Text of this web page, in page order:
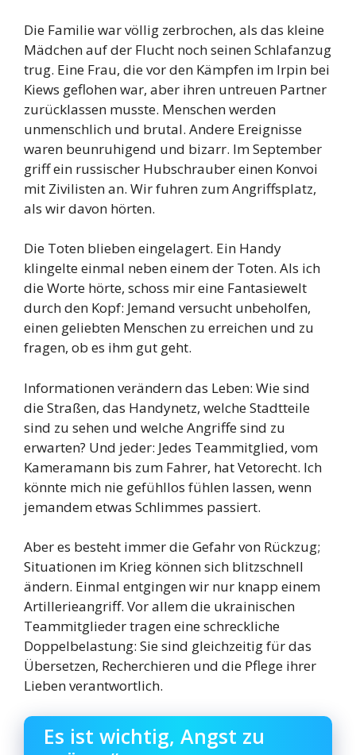
Die Familie war völlig zerbrochen, als das kleine
Mädchen auf der Flucht noch seinen Schlafanzug
trug. Eine Frau, die vor den Kämpfen im Irpin bei
Kiews geflohen war, aber ihren untreuen Partner
zurücklassen musste. Menschen werden
unmenschlich und brutal. Andere Ereignisse
waren beunruhigend und bizarr. Im September
griff ein russischer Hubschrauber einen Konvoi
mit Zivilisten an. Wir fuhren zum Angriffsplatz,
als wir davon hörten.
Die Toten blieben eingelagert. Ein Handy
klingelte einmal neben einem der Toten. Als ich
die Worte hörte, schoss mir eine Fantasiewelt
durch den Kopf: Jemand versucht unbeholfen,
einen geliebten Menschen zu erreichen und zu
fragen, ob es ihm gut geht.
Informationen verändern das Leben: Wie sind
die Straßen, das Handynetz, welche Stadtteile
sind zu sehen und welche Angriffe sind zu
erwarten? Und jeder: Jedes Teammitglied, vom
Kameramann bis zum Fahrer, hat Vetorecht. Ich
könnte mich nie gefühllos fühlen lassen, wenn
jemandem etwas Schlimmes passiert.
Aber es besteht immer die Gefahr von Rückzug;
Situationen im Krieg können sich blitzschnell
ändern. Einmal entgingen wir nur knapp einem
Artillerieangriff. Vor allem die ukrainischen
Teammitglieder tragen eine schreckliche
Doppelbelastung: Sie sind gleichzeitig für das
Übersetzen, Recherchieren und die Pflege ihrer
Lieben verantwortlich.
Es ist wichtig, Angst zu